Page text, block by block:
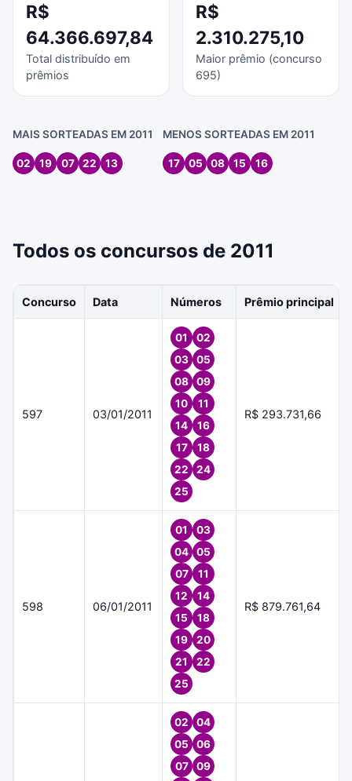
R$
64.366.697,84
Total distribuído em
prêmios
R$
2.310.275,10
Maior prêmio (concurso
695)
MAIS SORTEADAS EM 2011
02 19 07 22 13
MENOS SORTEADAS EM 2011
17 05 08 15 16
Todos os concursos de 2011
Concurso Data Números Prêmio principal
597 03/01/2011
01
02
03
05
08
09
10
11
14
16
17
18
22
24
25
R$ 293.731,66
598 06/01/2011
01
03
04
05
07
11
12
14
15
18
19
20
21
22
25
R$ 879.761,64
02
04
05
06
07
09